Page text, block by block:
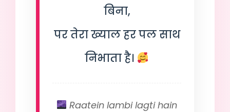
बिना,
पर तेरा ख्याल हर पल साथ
निभाता है।
Raatein lambi lagti hain